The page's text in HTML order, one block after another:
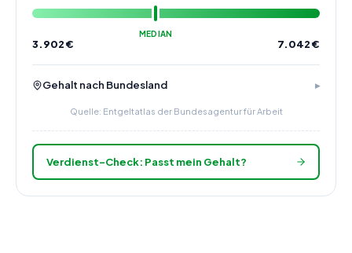
MEDIAN
3.902€ 7.042€
Gehalt nach Bundesland
Quelle: Entgeltatlas der Bundesagentur für Arbeit
Verdienst-Check: Passt mein Gehalt?